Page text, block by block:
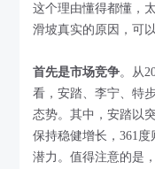
这个理由懂得都懂，
滑坡真实的原因，可
首先是市场竞争。从
看，安踏、李宁、特
态势。其中，安踏以
保持稳健增长，361
潜力。值得注意的是